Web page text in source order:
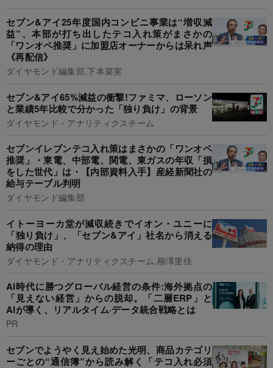
セブン&アイ25年度国内コンビニ事業は“増収減
益”、本部が打ち出したテコ入れ策がまさかの
「ワンオペ推奨」に加盟店オーナーからは呆れ声
《再配信》
ダイヤモンド編集部,下本菜実
セブン&アイ65%減益の衝撃!ファミマ、ローソン
と業績5年比較で分かった「独り負け」の背景
ダイヤモンド・アナリティクスチーム
セブンイレブンテコ入れ策はまさかの「ワンオペ
推奨」・東電、中部電、関電、東ガスの年収「損
をした世代」は・【内部資料入手】産経新聞社の
給与テーブル判明
ダイヤモンド編集部
イトーヨーカ堂が減収続きでイオン・ユニーに
「独り負け」、「セブン&アイ」社名から消える
納得の理由
ダイヤモンド・アナリティクスチーム,柳澤里佳
AI時代に勝つグローバル経営の条件:海外拠点の
「見えない経営」からの脱却。「二層ERP」と
AIが導く、リアルタイム·データ統合戦略とは
PR
セブンでようやく見え始めた光明、商品カテゴリ
ーごとの“通信簿”から読み解く「テコ入れ必須